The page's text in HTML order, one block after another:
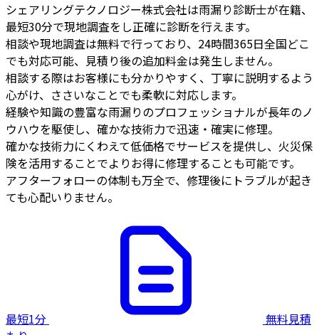
シェアリングテクノロジー株式会社は雨漏り診断士が在籍、
最短30分で現地調査をし正確に診断を行えます。
相談や現地調査は無料で行っており、24時間365日全国どこ
でも対応可能、見積り後の追加料金は発生しません。
相談する際はお客様にも分かりやすく、丁寧に説明するよう
心がけ、ささいなことでも柔軟に対応します。
経験や知識の豊富な雨漏りのプロフェッショナルが長年のノ
ウハウを駆使し、確かな技術力で迅速・確実に修理。
確かな技術力にくわえて低価格でサービスを提供し、火災保
険を活用することでよりお得に修理することも可能です。
アフターフォローの体制も万全で、修理後にトラブルが起き
ても心配いりません。
最短1分
無料見積